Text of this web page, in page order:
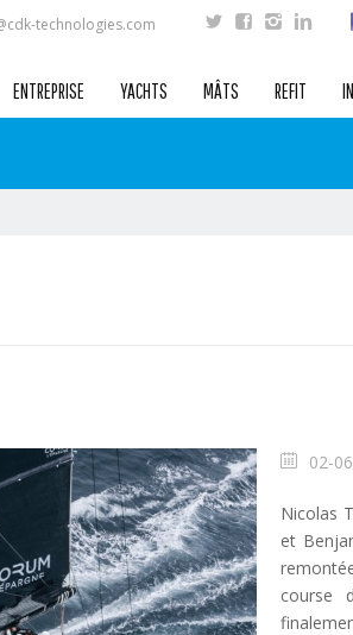
technologies.com
ENTREPRISE YACHTS MÂTS REFIT
02-
Nicolas
et
course